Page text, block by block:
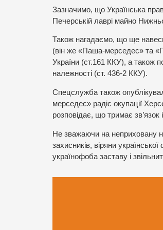
Зазначимо, що Українська
Печерській лаврі майно
Також нагадаємо, що ще
(він же «Паша-мерседес» та
України (ст.161 ККУ), а також
належності (ст. 436-2 ККУ).
Спецслужба також
мерседес» радіє окупації
розповідає, що тримає
Не зважаючи на неприховану
захисників, віряни
українофоба заставу і